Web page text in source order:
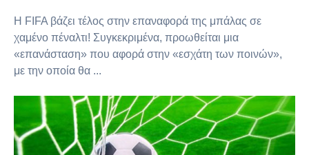
Η FIFA βάζει τέλος στην επαναφορά της μπάλας σε
χαμένο πέναλτι! Συγκεκριμένα, προωθείται μια
«επανάσταση» που αφορά στην «εσχάτη των ποινών»,
με την οποία θα ...